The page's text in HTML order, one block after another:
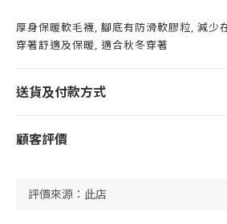
厚身保暖軟毛襪, 腳底有防滑軟膠粒, 減少
穿著舒適及保暖, 適合秋冬穿著
送貨及付款方式
顧客評價